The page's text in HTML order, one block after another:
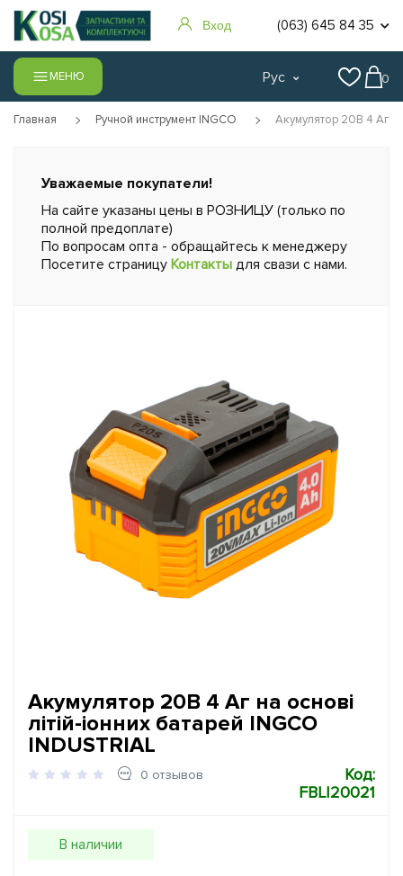
Вход (063) 645 84 35
МЕНЮ Рус 0
Главная Ручной инструмент INGCO Акумулятор 20В 4 Аг на
Уважаемые покупатели!
На сайте указаны цены в РОЗНИЦУ (только по
полной предоплате)
По вопросам опта - обращайтесь к менеджеру
Посетите страницу Контакты для свази с нами.
Акумулятор 20В 4 Аг на основі
літій-іонних батарей INGCO
INDUSTRIAL
0 отзывов
Код:
FBLI20021
В наличии